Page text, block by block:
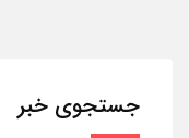
جستجوی خبر